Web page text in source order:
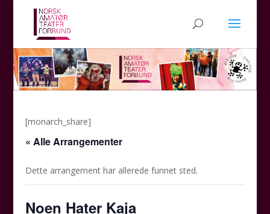
[monarch_share]
« Alle Arrangementer
Dette arrangement har allerede funnet sted.
Noen Hater Kaja